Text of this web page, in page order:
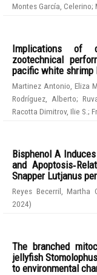
Montes García, Celerino;
Implications of
zootechnical
pacific white shrimp
Martinez Antonio, Eliza
Rodríguez, Alberto;
Racotta Dimitrov, Ilie S. ;
Bisphenol A
and
Snapper Lutjanus
Reyes Becerril, Martha
2024)
The branched
jellyfish
to environmental